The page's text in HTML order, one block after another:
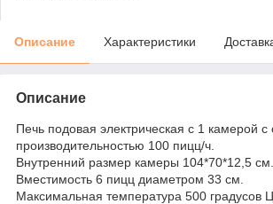
Описание Характеристики
Описание
Печь подовая электрическая с 1 камерой с
производительностью 100 пицц/ч.
Внутренний размер камеры 104*70*12,5 см.
Вместимость 6 пицц диаметром 33 см.
Максимальная температура 500 градусов